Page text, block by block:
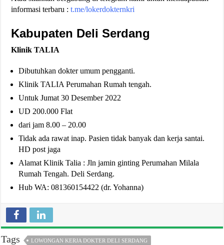
informasi terbaru :t.me/lokerdokternkri
Kabupaten Deli Serdang
Klinik TALIA
Dibutuhkan dokter umum pengganti.
Klinik TALIA Perumahan Rumah tengah.
Untuk Jumat 30 Desember 2022
UD 200.000 Flat
dari jam 8.00 – 20.00
Tidak ada rawat inap. Pasien tidak banyak dan kerja santai.
HD post jaga
Alamat Klinik Talia : Jln jamin ginting Perumahan Milala
Rumah Tengah. Deli Serdang.
Hub WA: 081360154422 (dr. Yohanna)
Tags LOWONGAN KERJA DOKTER DELI SERDANG